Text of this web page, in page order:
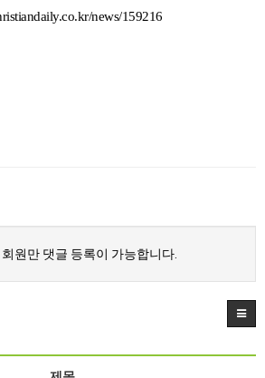
news/159216
원만 댓글 등록이 가능합니다.